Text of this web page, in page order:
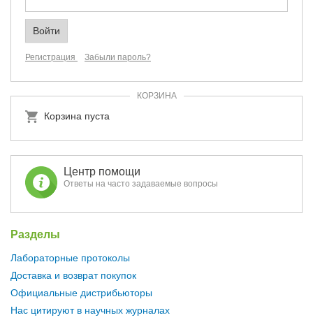
Регистрация Забыли пароль?
КОРЗИНА
Корзина пуста
Центр помощи
Ответы на часто задаваемые вопросы
Разделы
Лабораторные протоколы
Доставка и возврат покупок
Официальные дистрибьюторы
Нас цитируют в научных журналах